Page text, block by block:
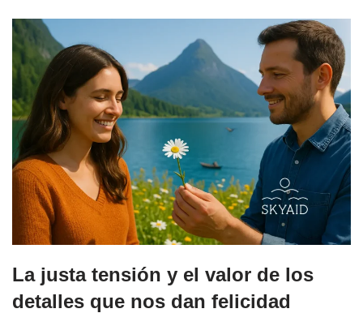
La justa tensión y el valor de los
detalles que nos dan felicidad